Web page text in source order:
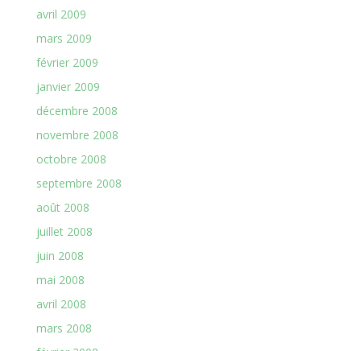
avril 2009
mars 2009
février 2009
janvier 2009
décembre 2008
novembre 2008
octobre 2008
septembre 2008
août 2008
juillet 2008
juin 2008
mai 2008
avril 2008
mars 2008